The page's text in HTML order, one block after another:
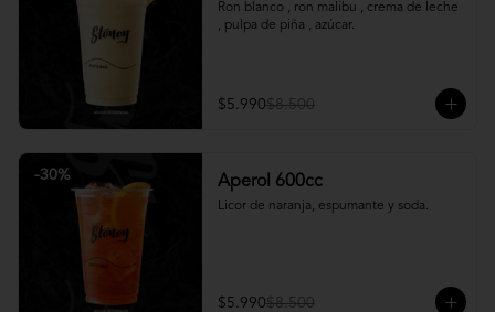
Ron blanco , ron malibu , crema de leche
, pulpa de piña , azúcar.
$5.990$8.500
-30% Aperol 600cc
Licor de naranja, espumante y soda.
$5.990$8.500